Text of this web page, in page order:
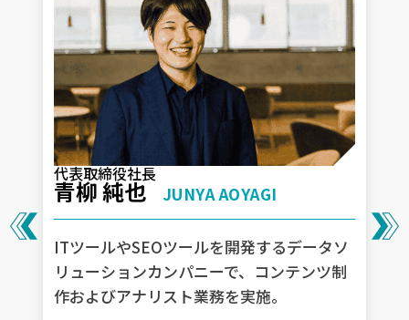
代表取締役社長
青柳 純也 JUNYA AOYAGI
ITツールやSEOツールを開発するデータソ
リューションカンパニーで、コンテンツ制
作およびアナリスト業務を実施。